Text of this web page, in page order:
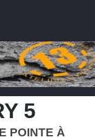
5
POINTE À